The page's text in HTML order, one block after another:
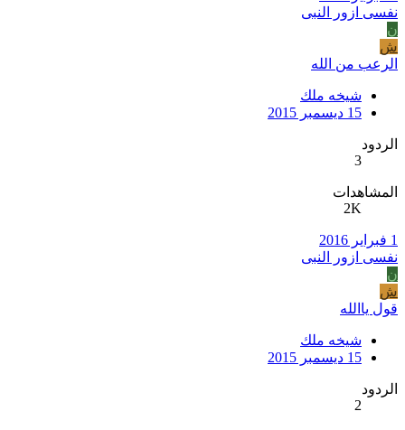
نفسى ازور النبى
ن
ش
الرعب من الله
شيخه ملك
15 ديسمبر 2015
الردود
3
المشاهدات
2K
1 فبراير 2016
نفسى ازور النبى
ن
ش
قول ياالله
شيخه ملك
15 ديسمبر 2015
الردود
2